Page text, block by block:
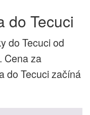
do Tecuci
do Tecuci od
Cena za
do Tecuci začíná